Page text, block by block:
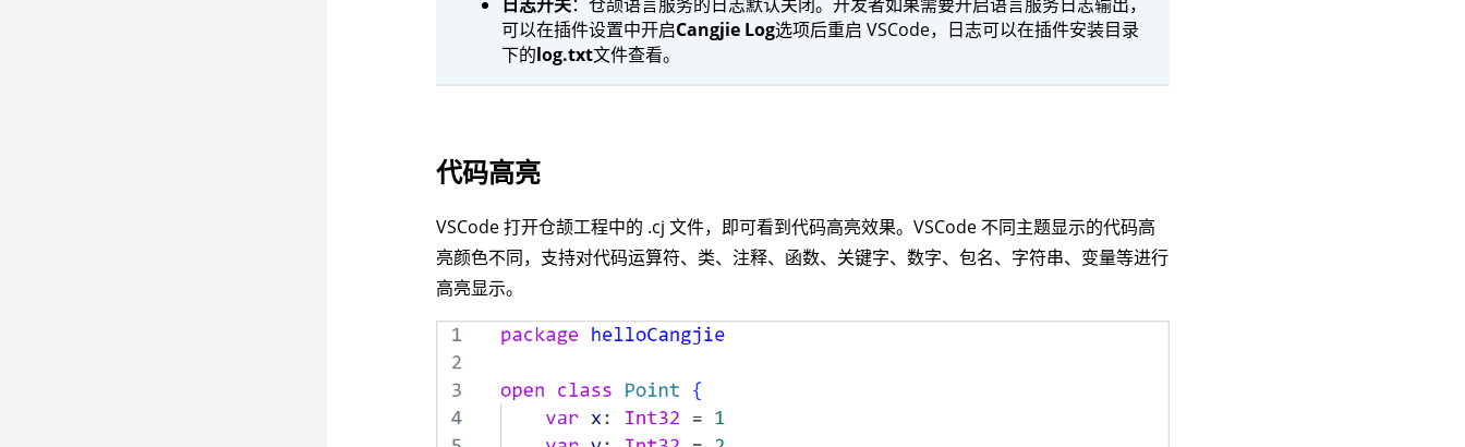
可以在插件设置中开启Cangjie Log选项后重启 VSCode，日志可以在插件安装目录
下的log.txt文件查看。
代码高亮
VSCode 打开仓颉工程中的 .cj 文件，即可看到代码高亮效果。VSCode 不同主题显示的代码高
亮颜色不同，支持对代码运算符、类、注释、函数、关键字、数字、包名、字符串、变量等进行
高亮显示。